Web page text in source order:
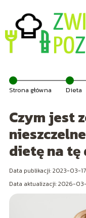
Strona główna Dieta
Czym jest
dietę na
Data publikacji: 2023-03-17
Data aktualizacji: 2026-